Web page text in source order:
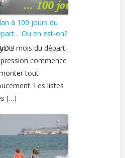
à 100 jours du
Ou en est-on?
mois du départ,
commence
tout
Les listes
[…]